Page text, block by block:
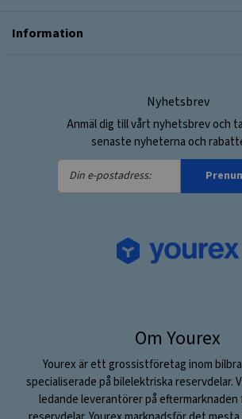
Information
Nyhetsbrev
Anmäl dig till vårt nyhetsbrev och
senaste nyheterna och
Din
e-
Om Yourex
Yourex är ett grossistföretag inom
specialiserade på bilelektriska reservdelar.
ledande leverantörer på